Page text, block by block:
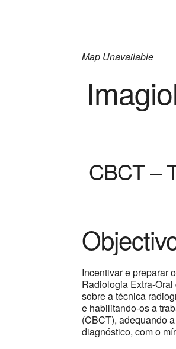
Map Unavailable
CBCT –
Incentivar e preparar
Radiologia Extra-
sobre a técnica
e habilitando-os a
(CBCT), adequando
diagnóstico, com o